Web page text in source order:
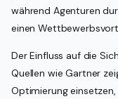
während Agenturen
einen
Der Einfluss auf die
Quellen wie Gartner
Optimierung